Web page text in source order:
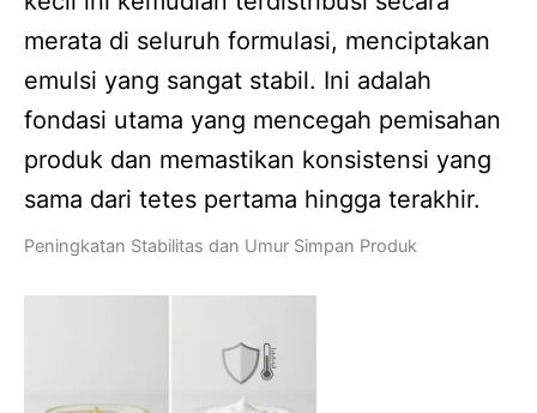
merata di seluruh formulasi, menciptakan
emulsi yang sangat stabil. Ini adalah
fondasi utama yang mencegah pemisahan
produk dan memastikan konsistensi yang
sama dari tetes pertama hingga terakhir.
Peningkatan Stabilitas dan Umur Simpan Produk